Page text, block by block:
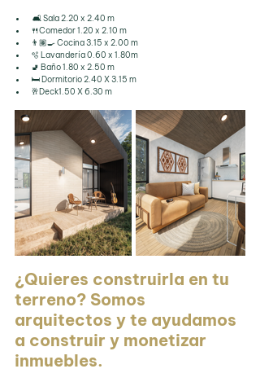
🛋️ Sala 2.20 x 2.40 m
🍴Comedor 1.20 x 2.10 m
👨🏽‍🍳 Cocina 3.15 x 2.00 m
🫧 Lavandería 0.60 x 1.80m
🚽 Baño 1.80 x 2.50 m
🛏️ Dormitorio 2.40 X 3.15 m
🥂Deck1.50 X 6.30 m
¿Quieres construirla en tu
terreno? Somos
arquitectos y te ayudamos
a construir y monetizar
inmuebles.